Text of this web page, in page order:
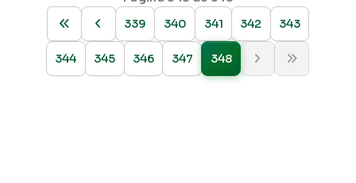
339
340 341 342 343
344 345 346 347 348